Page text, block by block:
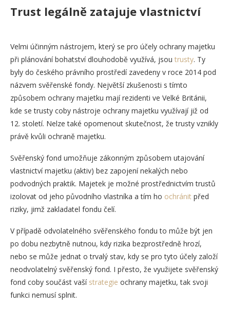
Trust legálně zatajuje vlastnictví
Velmi účinným nástrojem, který se pro účely ochrany majetku
při plánování bohatství dlouhodobě využívá, jsou trusty. Ty
byly do českého právního prostředí zavedeny v roce 2014 pod
názvem svěřenské fondy. Největší zkušenosti s tímto
způsobem ochrany majetku mají rezidenti ve Velké Británii,
kde se trusty coby nástroje ochrany majetku využívají již od
12. století. Nelze také opomenout skutečnost, že trusty vznikly
právě kvůli ochraně majetku.
Svěřenský fond umožňuje zákonným způsobem utajování
vlastnictví majetku (aktiv) bez zapojení nekalých nebo
podvodných praktik. Majetek je možné prostřednictvím trustů
izolovat od jeho původního vlastníka a tím ho ochránit před
riziky, jimž zakladatel fondu čelí.
V případě odvolatelného svěřenského fondu to může být jen
po dobu nezbytně nutnou, kdy rizika bezprostředně hrozí,
nebo se může jednat o trvalý stav, kdy se pro tyto účely založí
neodvolatelný svěřenský fond. I přesto, že využijete svěřenský
fond coby součást vaší strategie ochrany majetku, tak svoji
funkci nemusí splnit.